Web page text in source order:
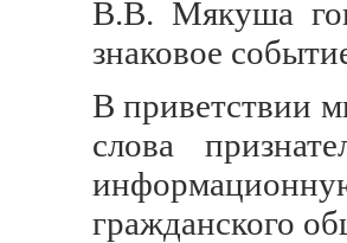
В.В. Мякуша
знаковое
В приветствии
слова
гражданского